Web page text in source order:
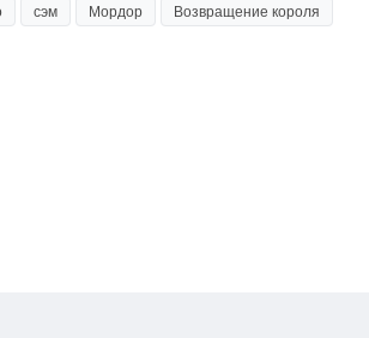
сэм Мордор Возвращение короля